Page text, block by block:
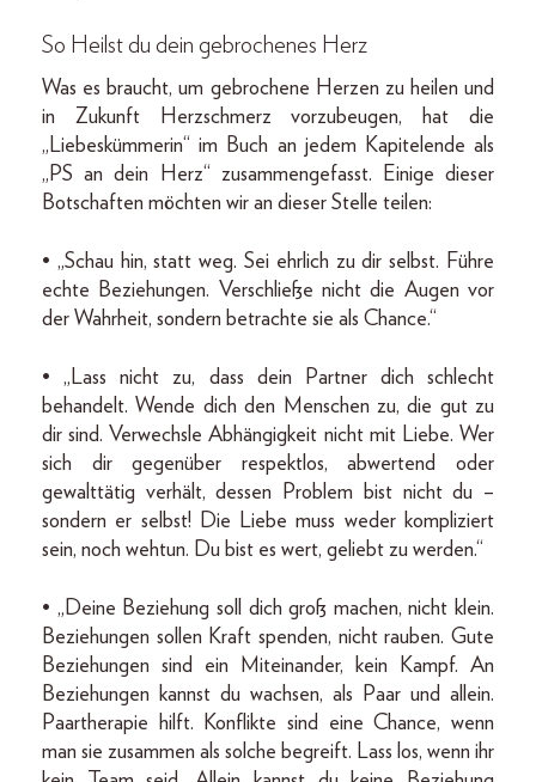
So Heilst du dein gebrochenes Herz
Was es braucht, um gebrochene Herzen zu heilen und
in Zukunft Herzschmerz vorzubeugen, hat die
„Liebeskümmerin“ im Buch an jedem Kapitelende als
„PS an dein Herz“ zusammengefasst. Einige dieser
Botschaften möchten wir an dieser Stelle teilen:
• „Schau hin, statt weg. Sei ehrlich zu dir selbst. Führe
echte Beziehungen. Verschließe nicht die Augen vor
der Wahrheit, sondern betrachte sie als Chance.“
• „Lass nicht zu, dass dein Partner dich schlecht
behandelt. Wende dich den Menschen zu, die gut zu
dir sind. Verwechsle Abhängigkeit nicht mit Liebe. Wer
sich dir gegenüber respektlos, abwertend oder
gewalttätig verhält, dessen Problem bist nicht du –
sondern er selbst! Die Liebe muss weder kompliziert
sein, noch wehtun. Du bist es wert, geliebt zu werden.“
• „Deine Beziehung soll dich groß machen, nicht klein.
Beziehungen sollen Kraft spenden, nicht rauben. Gute
Beziehungen sind ein Miteinander, kein Kampf. An
Beziehungen kannst du wachsen, als Paar und allein.
Paartherapie hilft. Konflikte sind eine Chance, wenn
man sie zusammen als solche begreift. Lass los, wenn ihr